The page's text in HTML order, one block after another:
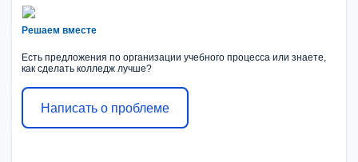
Решаем вместе
Есть предложения по организации учебного процесса или знаете,
как сделать колледж лучше?
Написать о проблеме